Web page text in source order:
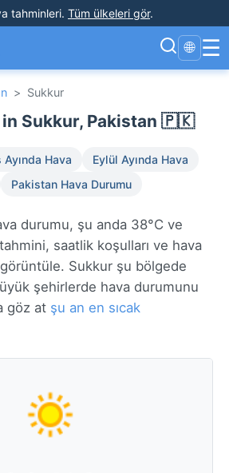
tahminleri. Tüm ülkeleri gör.
🌐 ☰
> Sukkur
in Sukkur, Pakistan 🇵🇰
Hava
Eylül Ayında Hava
Pakistan Hava Durumu
durumu, şu anda 38°C ve
saatlik koşulları ve hava
Sukkur şu bölgede
şehirlerde hava durumunu
göz at şu an en sıcak